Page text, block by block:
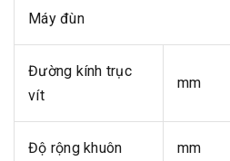
Máy đùn
Đường kính trục
vít
mm
Độ rộng khuôn mm